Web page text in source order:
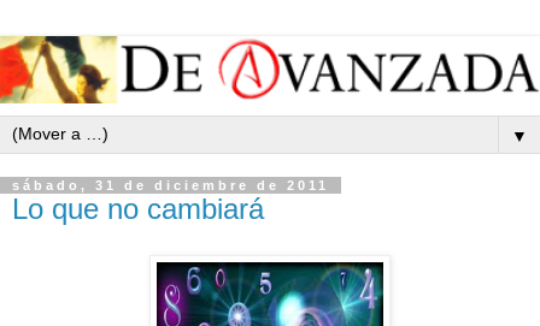
▼
sábado, 31 de diciembre de 2011
Lo que no cambiará